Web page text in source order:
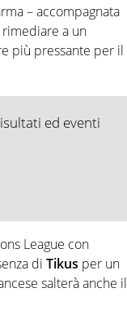
– accompagnata
a un
più pressante per il
ed eventi
League con
di Tikus per un
salterà anche il